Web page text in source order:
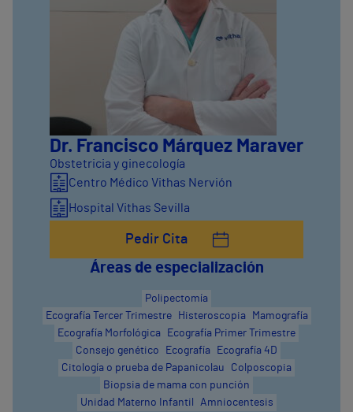
Dr. Francisco Márquez Maraver
Obstetricia y ginecología
Centro Médico Vithas Nervión
Hospital Vithas Sevilla
Pedir Cita
Áreas de especialización
Unidad Materno Infantil Amniocentesis
Biopsia de mama con punción
Citología o prueba de Papanicolau Colposcopia
Consejo genético Ecografía Ecografía 4D
Ecografía Morfológica Ecografía Primer Trimestre
Ecografía Tercer Trimestre Histeroscopia Mamografía
Polipectomía